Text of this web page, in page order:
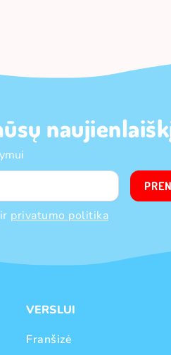
ir privatumo politika
VERSLUI
Franšizė